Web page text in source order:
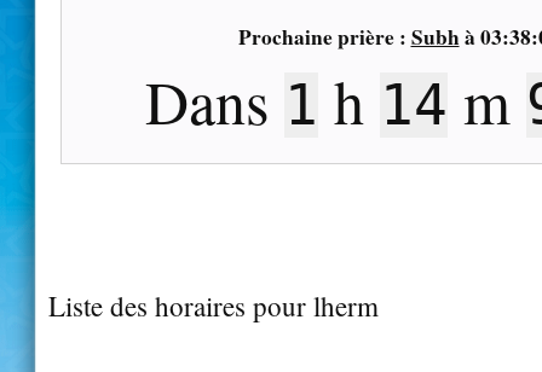
Prochaine prière : Subhà
Dans 1 h 14 m
Liste des horaires pour lherm